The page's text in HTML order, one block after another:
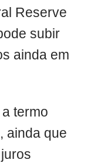
Reserve
subir
ainda em
termo
ainda que